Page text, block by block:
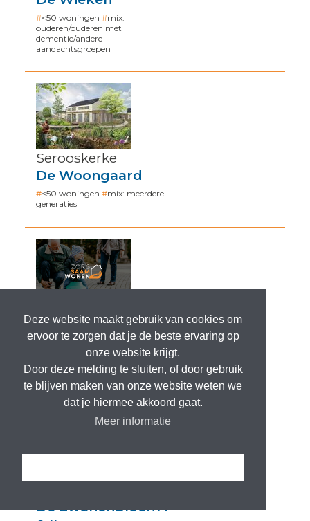
Deze website maakt gebruik van cookies om
ervoor te zorgen dat je de beste ervaring op
onze website krijgt.
Door deze melding te sluiten, of door gebruik
te blijven maken van onze website weten we
dat je hiermee akkoord gaat.
Meer informatie